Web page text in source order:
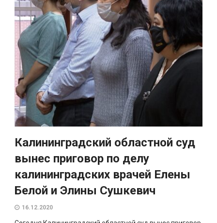
Калининградский областной суд
вынес приговор по делу
калининградских врачей Елены
Белой и Элины Сушкевич
16.12.2020